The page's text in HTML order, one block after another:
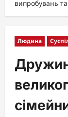
випробувань та
Людина